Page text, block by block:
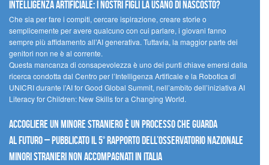
Intelligenza artificiale: i nostri figli la usano di nascosto?
Che sia per fare i compiti, cercare ispirazione, creare storie o
semplicemente per avere qualcuno con cui parlare, i giovani fanno
sempre più affidamento all’AI generativa. Tuttavia, la maggior parte dei
genitori non ne è al corrente.
Questa mancanza di consapevolezza è uno dei punti chiave emersi dalla
ricerca condotta dal Centro per l’Intelligenza Artificale e la Robotica di
UNICRI durante l’AI for Good Global Summit, nell’ambito dell’iniziativa AI
Literacy for Children: New Skills for a Changing World.
Accogliere un minore straniero è un processo che guarda
al futuro – Pubblicato il 5° rapporto dell’Osservatorio Nazionale
Minori Stranieri Non Accompagnati in Italia